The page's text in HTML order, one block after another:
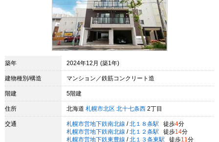
築年 2024年12月 (築1年)
建物種別/構造 マンション／鉄筋コンクリート造
階建 5階建
住所 北海道 札幌市北区 北十七条西 2丁目
交通 札幌市営地下鉄南北線 / 北１８条駅 徒歩4分
札幌市営地下鉄南北線 / 北１２条駅 徒歩14分
札幌市営地下鉄東豊線 / 北１３条東駅 徒歩11 分